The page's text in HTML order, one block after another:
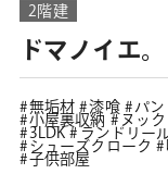
2階建
ドマノイエ。
無垢材 漆喰 パン
小屋裏収納
ヌック
3LDK
ランドリー
シューズクローク
子供部屋